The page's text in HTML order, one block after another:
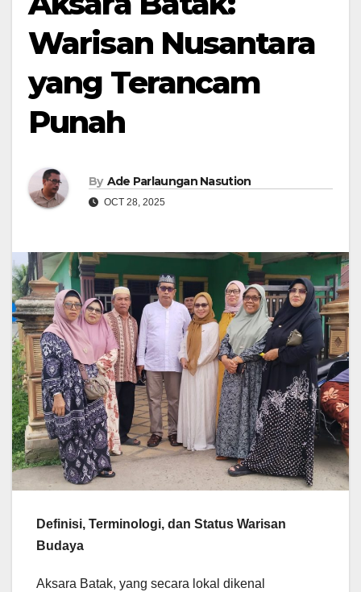
Warisan Nusantara
yang Terancam
Punah
By Ade Parlaungan Nasution
OCT 28, 2025
Definisi, Terminologi, dan Status Warisan
Budaya
Aksara Batak, yang secara lokal dikenal